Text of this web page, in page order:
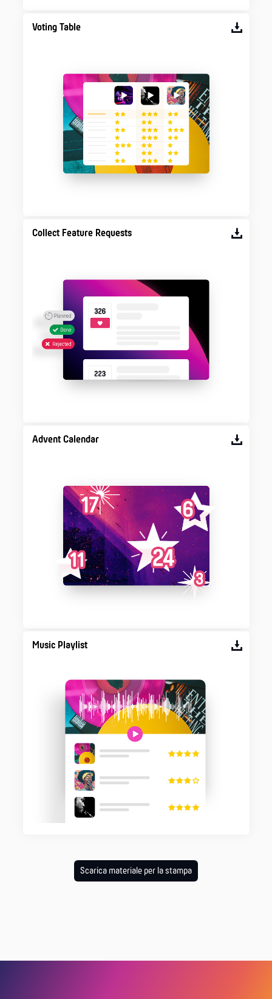
Voting Table
Collect Feature Requests
Advent Calendar
Music Playlist
Scarica materiale per la stampa